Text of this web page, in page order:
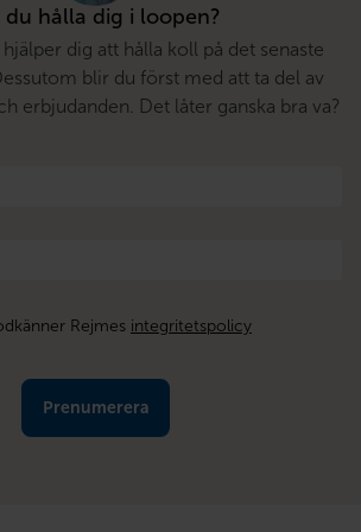
du hålla dig i loopen?
dig att hålla koll på det senaste
blir du först med att ta del av
erbjudanden. Det låter ganska bra va?
Rejmes integritetspolicy